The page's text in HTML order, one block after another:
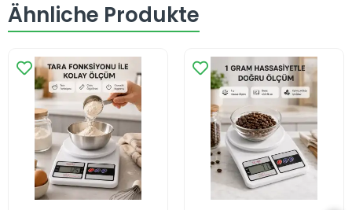
Ähnliche Produkte